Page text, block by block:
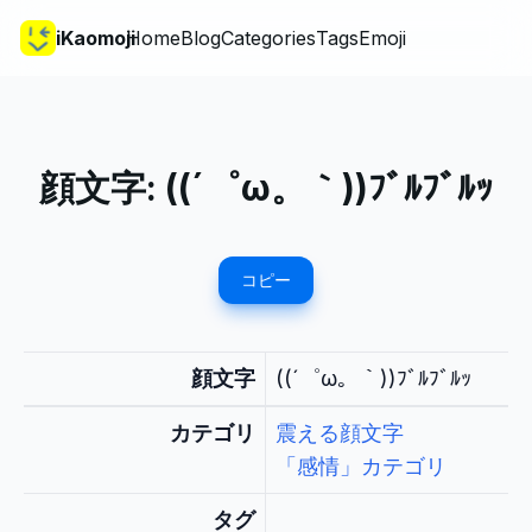
iKaomojiHomeBlogCategoriesTagsEmoji
顔文字: ((´゜ω。｀))ﾌﾞﾙﾌﾞﾙｯ
コピー
顔文字 ((´゜ω。｀))ﾌﾞﾙﾌﾞﾙｯ
カテゴリ
震える顔文字
「感情」カテゴリ
タグ